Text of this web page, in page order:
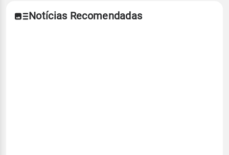
Notícias Recomendadas